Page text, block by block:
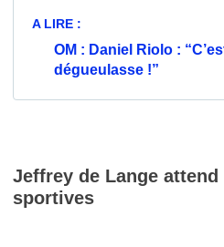
A LIRE :
OM : Daniel Riolo :
dégueulasse !”
Jeffrey de Lange
sportives